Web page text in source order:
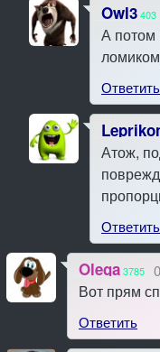
Owl3403
А потом
Ответить
Атож,
Ответить
Olega3785
Вот прям
Ответить